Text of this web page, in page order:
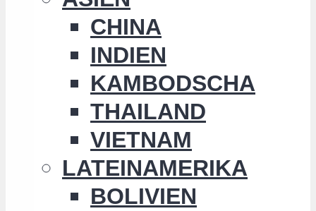
CHINA
INDIEN
KAMBODSCHA
THAILAND
VIETNAM
LATEINAMERIKA
BOLIVIEN